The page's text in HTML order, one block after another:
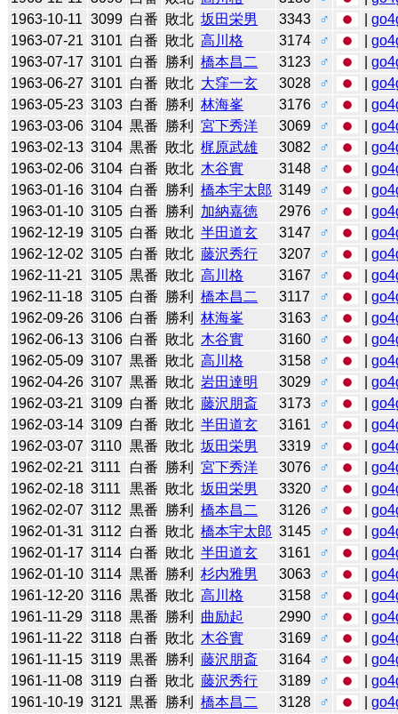
1963-10-11 3099 白番 敗北 坂田栄男 3343 ♂ |
1963-07-21 3101 白番 敗北 高川格 3174 ♂ |
1963-07-17 3101 白番 勝利 橋本昌二 3123 ♂ |
1963-06-27 3101 白番 敗北 大窪一玄 3028 ♂ |
1963-05-23 3103 白番 勝利 林海峯 3176 ♂ |
1963-03-06 3104 黒番 勝利 宮下秀洋 3069 ♂ |
1963-02-13 3104 黒番 敗北 梶原武雄 3082 ♂ |
1963-02-06 3104 白番 敗北 木谷實 3148 ♂ |
1963-01-16 3104 白番 勝利 橋本宇太郎 3149 ♂ |
1963-01-10 3105 白番 勝利 加納嘉徳 2976 ♂ |
1962-12-19 3105 白番 敗北 半田道玄 3147 ♂ |
1962-12-02 3105 白番 敗北 藤沢秀行 3207 ♂ |
1962-11-21 3105 黒番 敗北 高川格 3167 ♂ |
1962-11-18 3105 白番 勝利 橋本昌二 3117 ♂ |
1962-09-26 3106 白番 勝利 林海峯 3163 ♂ |
1962-06-13 3106 白番 敗北 木谷實 3160 ♂ |
1962-05-09 3107 黒番 敗北 高川格 3158 ♂ |
1962-04-26 3107 黒番 敗北 岩田達明 3029 ♂ |
1962-03-21 3109 白番 敗北 藤沢朋斎 3173 ♂ |
1962-03-14 3109 白番 敗北 半田道玄 3161 ♂ |
1962-03-07 3110 黒番 敗北 坂田栄男 3319 ♂ |
1962-02-21 3111 白番 勝利 宮下秀洋 3076 ♂ |
1962-02-18 3111 黒番 敗北 坂田栄男 3320 ♂ |
1962-02-07 3112 黒番 勝利 橋本昌二 3126 ♂ |
1962-01-31 3112 白番 敗北 橋本宇太郎 3145 ♂ |
1962-01-17 3114 白番 敗北 半田道玄 3161 ♂ |
1962-01-10 3114 黒番 勝利 杉内雅男 3063 ♂ |
1961-12-20 3116 黒番 敗北 高川格 3158 ♂ |
1961-11-29 3118 黒番 勝利 曲励起 2990 ♂ |
1961-11-22 3118 白番 敗北 木谷實 3169 ♂ |
1961-11-15 3119 黒番 勝利 藤沢朋斎 3164 ♂ |
1961-11-08 3119 白番 敗北 藤沢秀行 3189 ♂ |
1961-10-19 3121 黒番 勝利 橋本昌二 3128 ♂ |